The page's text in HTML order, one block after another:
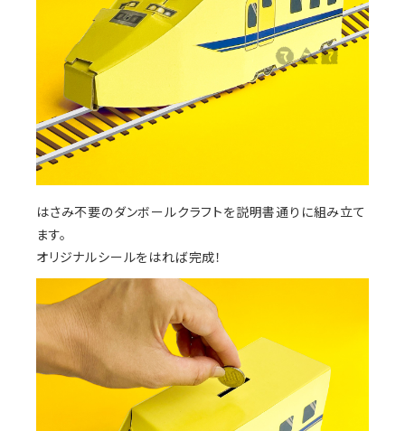
はさみ不要のダンボールクラフトを説明書通りに組み立て
ます。
オリジナルシールをはれば完成！